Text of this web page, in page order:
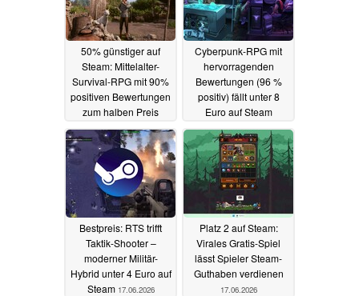
50% günstiger auf
Steam: Mittelalter-
Survival-RPG mit 90%
positiven Bewertungen
zum halben Preis
18.06.2026
Cyberpunk-RPG mit
hervorragenden
Bewertungen (96 %
positiv) fällt unter 8
Euro auf Steam
17.06.2026
Bestpreis: RTS trifft
Taktik-Shooter –
moderner Militär-
Hybrid unter 4 Euro auf
Steam 17.06.2026
Platz 2 auf Steam:
Virales Gratis-Spiel
lässt Spieler Steam-
Guthaben verdienen
17.06.2026